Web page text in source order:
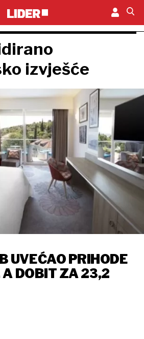
izvješće
UVEĆAO PRIHODE
A DOBIT ZA 23,2